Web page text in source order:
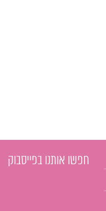
חפשו אותנו בפייסבוק